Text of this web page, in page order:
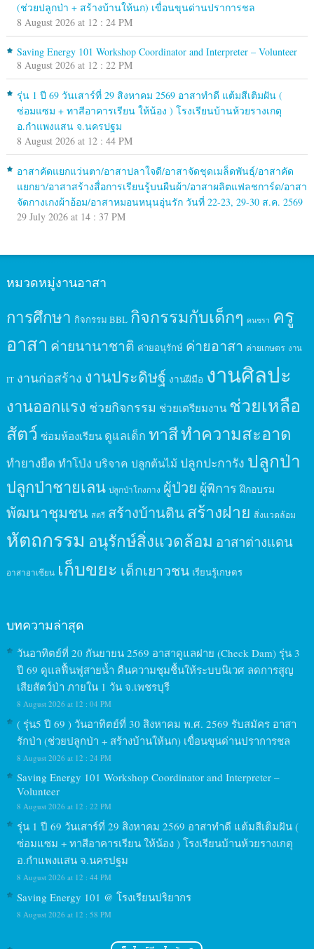
(ช่วยปลูกป่า + สร้างบ้านให้นก) เขื่อนขุนด่านปราการชล
8 August 2026 at 12 : 24 PM
Saving Energy 101 Workshop Coordinator and Interpreter – Volunteer
8 August 2026 at 12 : 22 PM
รุ่น 1 ปี 69 วันเสาร์ที่ 29 สิงหาคม 2569 อาสาทำดี แต้มสีเติมฝัน (
ซ่อมแซม + ทาสีอาคารเรียน ให้น้อง ) โรงเรียนบ้านห้วยรางเกตุ
อ.กำแพงแสน จ.นครปฐม
8 August 2026 at 12 : 44 PM
อาสาคัดแยกแว่นตา/อาสาปลาใจดี/อาสาจัดชุดเมล็ดพันธุ์/อาสาคัด
แยกยา/อาสาสร้างสื่อการเรียนรู้บนผืนผ้า/อาสาผลิตแฟลชการ์ด/อาสา
จัดกางเกงผ้าอ้อม/อาสาหมอนหนุนอุ่นรัก วันที่ 22-23, 29-30 ส.ค. 2569
29 July 2026 at 14 : 37 PM
หมวดหมู่งานอาสา
การศึกษา กิจกรรม BBL กิจกรรมกับเด็กๆ คนชรา ครู
อาสา ค่ายนานาชาติ ค่ายอนุรักษ์ ค่ายอาสา ค่ายเกษตร งาน
IT งานก่อสร้าง งานประดิษฐ์ งานฝีมือ งานศิลปะ
งานออกแรง ช่วยกิจกรรม ช่วยเตรียมงาน ช่วยเหลือ
สัตว์ ซ่อมห้องเรียน ดูแลเด็ก ทาสีทำความสะอาด
ทำยางยืด ทำโป่ง บริจาค ปลูกต้นไม้ ปลูกปะการัง ปลูกป่า
ปลูกป่าชายเลน ปลูกป่าโกงกาง ผู้ป่วย ผู้พิการ ฝึกอบรม
พัฒนาชุมชน สตรี สร้างบ้านดินสร้างฝาย สิ่งแวดล้อม
หัตถกรรม อนุรักษ์สิ่งแวดล้อม อาสาต่างแดน
อาสาอาเซียน เก็บขยะ เด็กเยาวชน เรียนรู้เกษตร
บทความล่าสุด
วันอาทิตย์ที่ 20 กันยายน 2569 อาสาดูแลฝาย (Check Dam) รุ่น 3
ปี 69 ดูแลฟื้นฟูสายน้ำ คืนความชุมชื้นให้ระบบนิเวศ ลดการสูญ
เสียสัตว์ป่า ภายใน 1 วัน จ.เพชรบุรี
8 August 2026 at 12 : 04 PM
( รุ่น5 ปี 69 ) วันอาทิตย์ที่ 30 สิงหาคม พ.ศ. 2569 รับสมัคร อาสา
รักป่า (ช่วยปลูกป่า + สร้างบ้านให้นก) เขื่อนขุนด่านปราการชล
8 August 2026 at 12 : 24 PM
Saving Energy 101 Workshop Coordinator and Interpreter –
Volunteer
8 August 2026 at 12 : 22 PM
รุ่น 1 ปี 69 วันเสาร์ที่ 29 สิงหาคม 2569 อาสาทำดี แต้มสีเติมฝัน (
ซ่อมแซม + ทาสีอาคารเรียน ให้น้อง ) โรงเรียนบ้านห้วยรางเกตุ
อ.กำแพงแสน จ.นครปฐม
8 August 2026 at 12 : 44 PM
Saving Energy 101 @ โรงเรียนปริยากร
8 August 2026 at 12 : 58 PM